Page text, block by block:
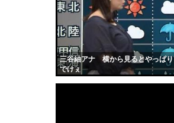
三谷紬アナ 横から見るとやっぱり
でけぇ